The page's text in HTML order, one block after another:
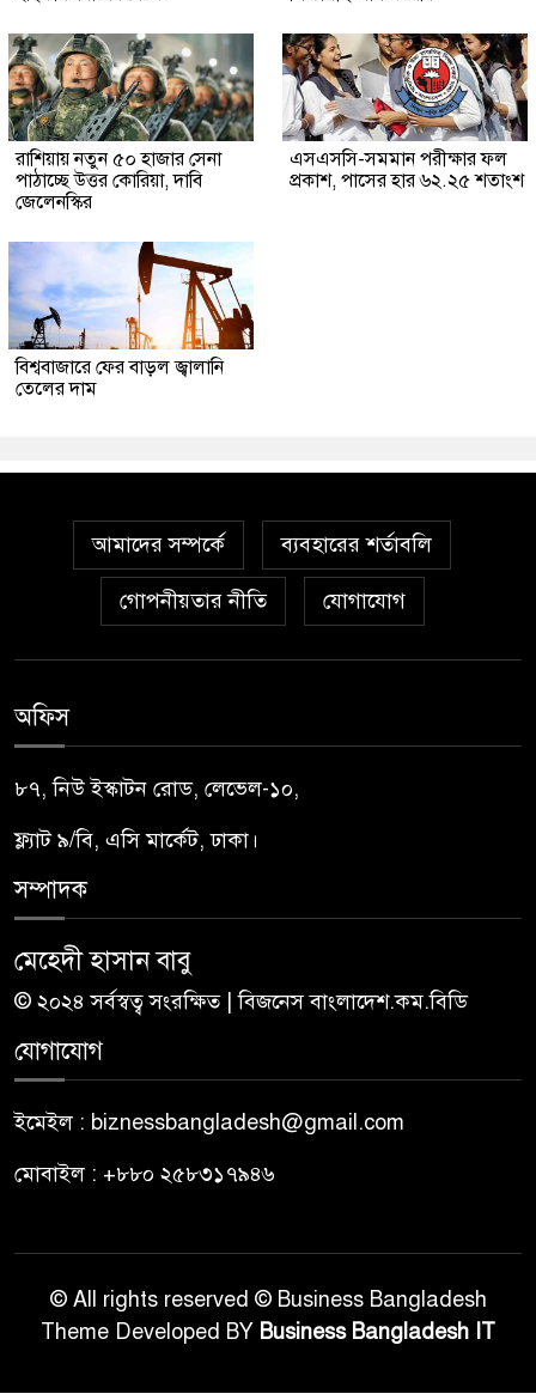
রাশিয়ায় নতুন ৫০ হাজার সেনা
পাঠাচ্ছে উত্তর কোরিয়া, দাবি
জেলেনস্কির
এসএসসি-সমমান পরীক্ষার ফল
প্রকাশ, পাসের হার ৬২.২৫ শতাংশ
বিশ্ববাজারে ফের বাড়ল জ্বালানি
তেলের দাম
আমাদের সম্পর্কে ব্যবহারের শর্তাবলি
গোপনীয়তার নীতি যোগাযোগ
অফিস
৮৭, নিউ ইস্কাটন রোড, লেভেল-১০,
ফ্ল্যাট ৯/বি, এসি মার্কেট, ঢাকা।
সম্পাদক
মেহেদী হাসান বাবু
© ২০২৪ সর্বস্বত্ব সংরক্ষিত | বিজনেস বাংলাদেশ.কম.বিডি
যোগাযোগ
ইমেইল : biznessbangladesh@gmail.com
মোবাইল : +৮৮০ ২৫৮৩১৭৯৪৬
© All rights reserved © Business Bangladesh
Theme Developed BY Business Bangladesh IT